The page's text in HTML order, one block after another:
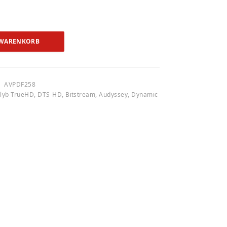
AVPDF258
TrueHD, DTS-HD, Bitstream, Audyssey, Dynamic